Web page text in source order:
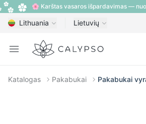
🌸 Karštas vasaros išpardavimas —
Lithuania Lietuvių
Open menu
Calypso
Katalogas Pakabukai Pakabukai